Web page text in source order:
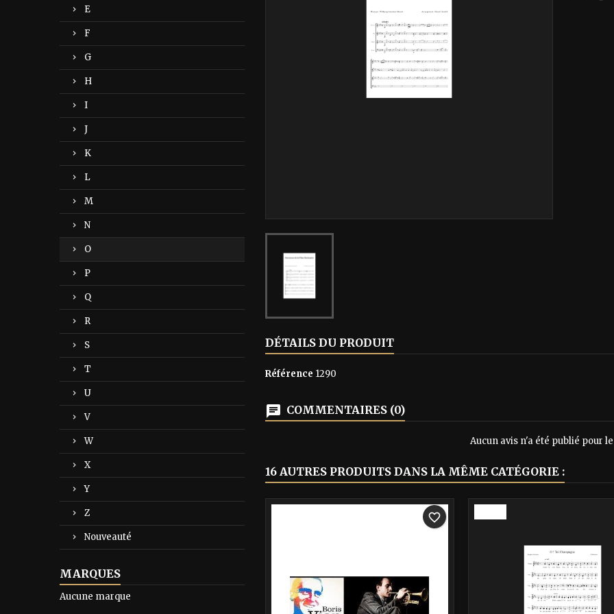
E
F
G
H
I
J
K
L
M
N
O
P
Q
R
S
T
U
V
W
X
Y
Z
Nouveauté
MARQUES
Aucune marque
DÉTAILS DU PRODUIT
Référence 1290
COMMENTAIRES (0)
Aucun avis n'a été publié pour
16 AUTRES PRODUITS DANS LA MÊME CATÉGORIE :
favorite_border